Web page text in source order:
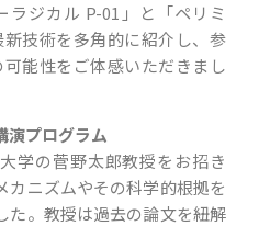
ジカル P-01」と「ペリミ
技術を多角的に紹介し、参
能性をご体感いただきまし
演プログラム
学の菅野太郎教授をお招き
カニズムやその科学的根拠を
た。教授は過去の論文を紐解